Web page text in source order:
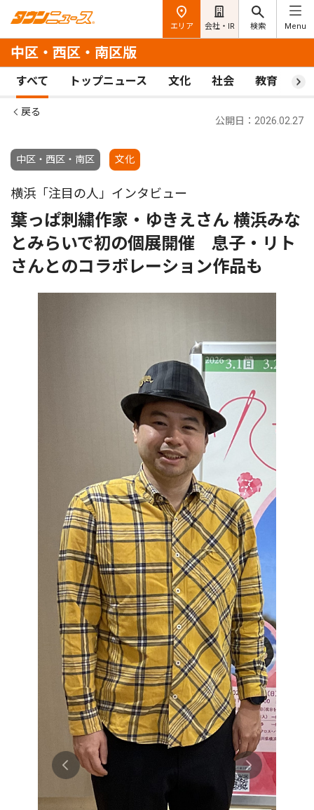
エリア 会社・IR 検索 Menu
中区・西区・南区版
すべて トップニュース 文化 社会 教育 ス
戻る
中区・西区・南区 文化
公開日：2026.02.27
横浜「注目の人」インタビュー
葉っぱ刺繍作家・ゆきえさん 横浜みな
とみらいで初の個展開催 息子・リト
さんとのコラボレーション作品も